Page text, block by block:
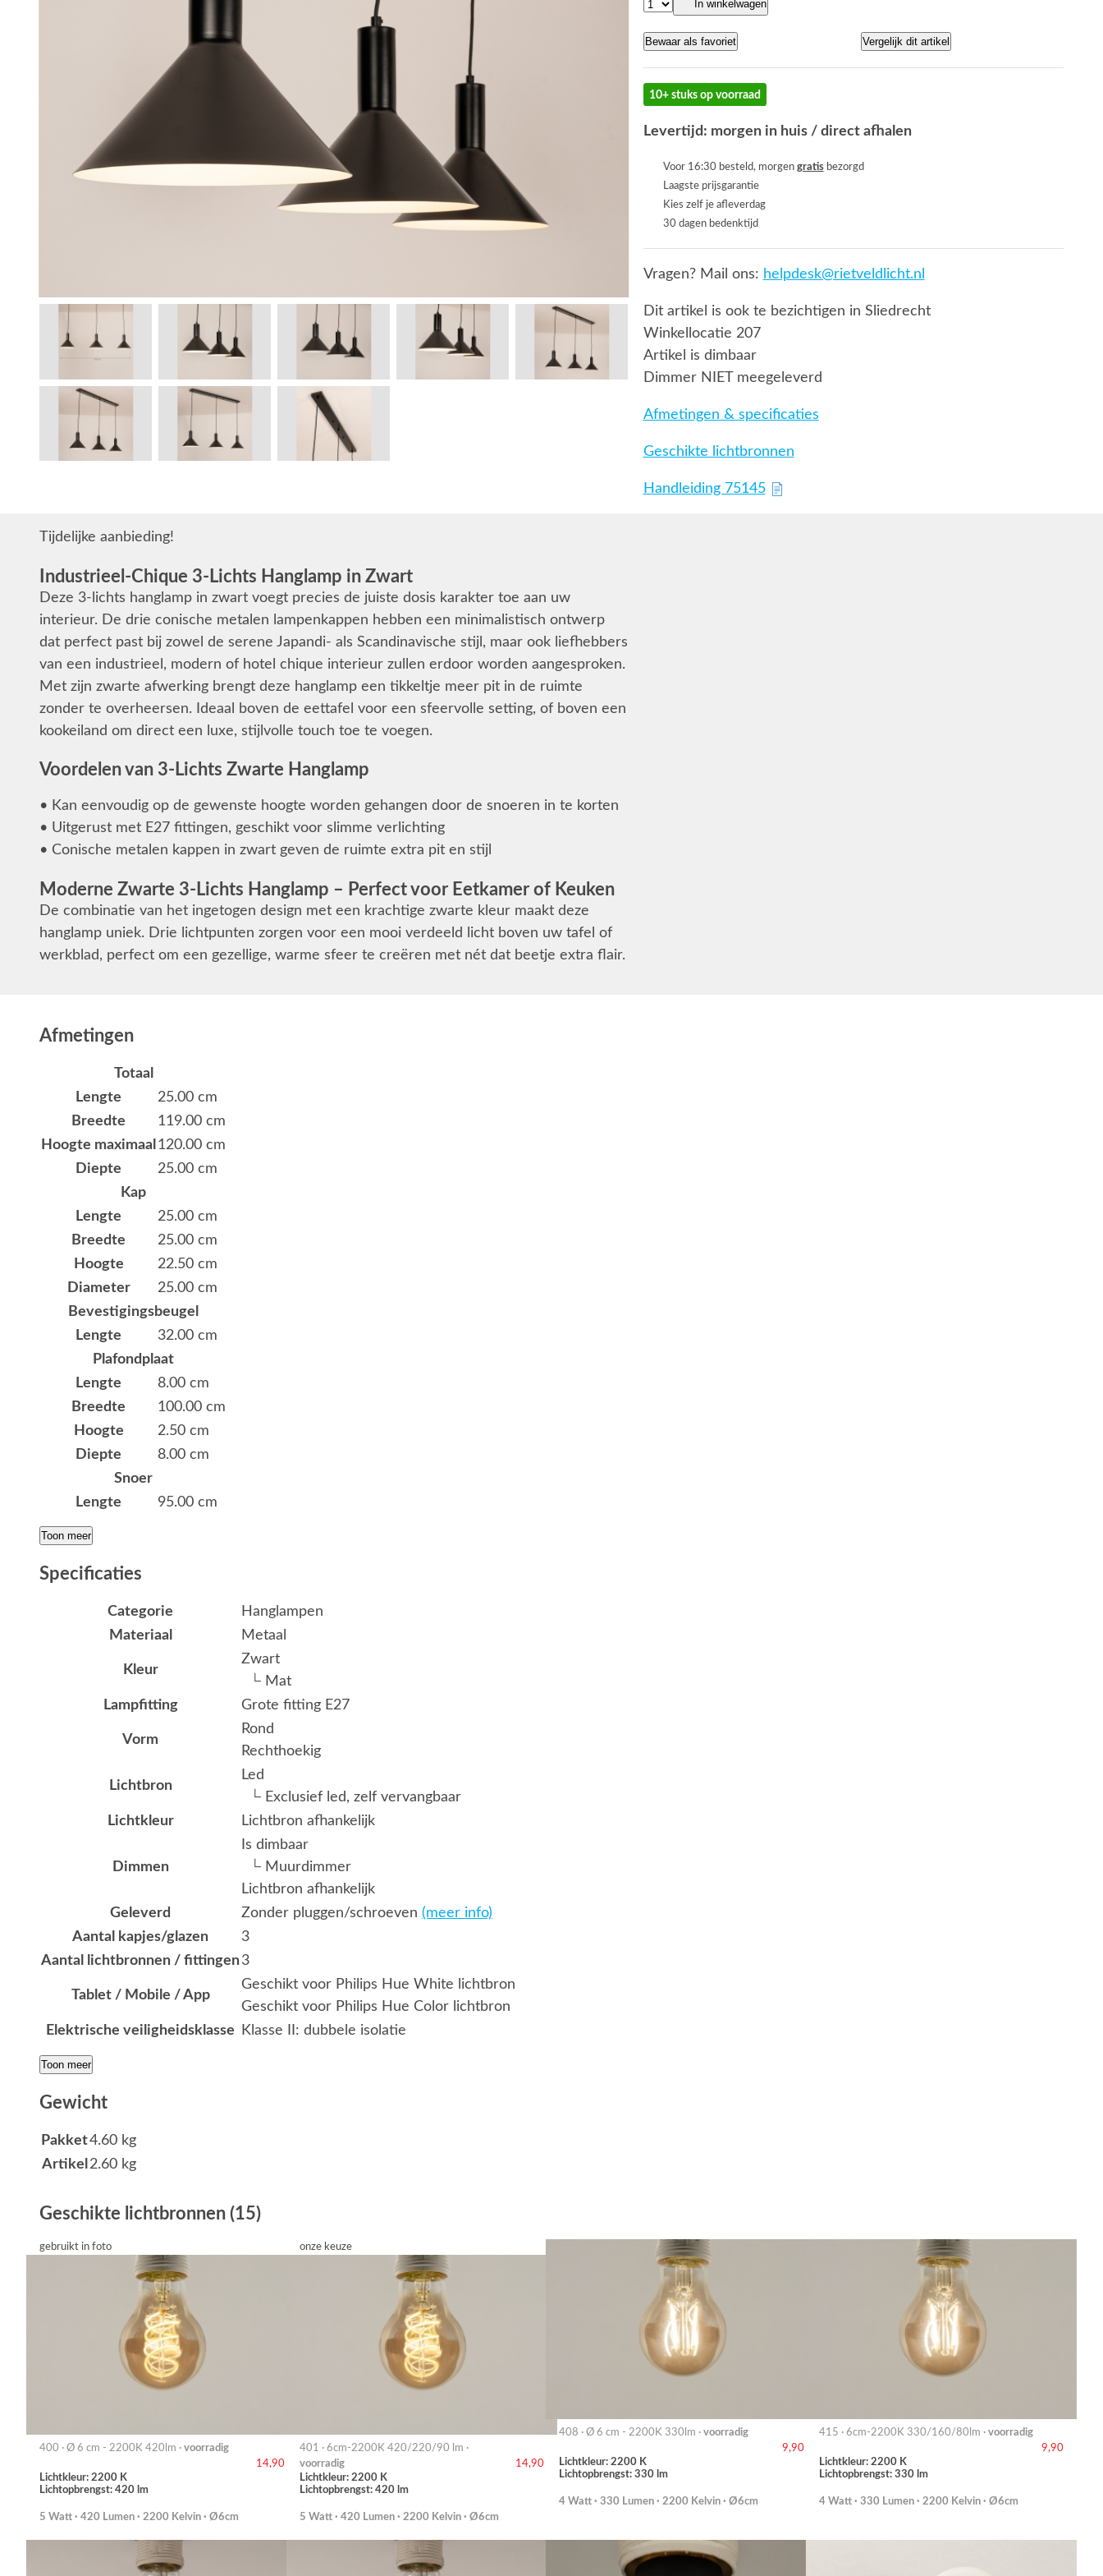
In winkelwagen
Bewaar als favoriet Vergelijk dit artikel
10+ stuks op voorraad
Levertijd: morgen in huis / direct afhalen
Voor 16:30 besteld, morgen gratisbezorgd
Laagste prijsgarantie
Kies zelf je afleverdag
30 dagen bedenktijd
Vragen? Mail ons: helpdesk@rietveldlicht.nl
Dit artikel is ook te bezichtigen in Sliedrecht
Winkellocatie 207
Artikel is dimbaar
Dimmer NIET meegeleverd
Afmetingen & specificaties
Geschikte lichtbronnen
Handleiding 75145
Tijdelijke aanbieding!
Industrieel-Chique 3-Lichts Hanglamp in Zwart
Deze 3-lichts hanglamp in zwart voegt precies de juiste dosis karakter toe aan uw
interieur. De drie conische metalen lampenkappen hebben een minimalistisch ontwerp
dat perfect past bij zowel de serene Japandi- als Scandinavische stijl, maar ook liefhebbers
van een industrieel, modern of hotel chique interieur zullen erdoor worden aangesproken.
Met zijn zwarte afwerking brengt deze hanglamp een tikkeltje meer pit in de ruimte
zonder te overheersen. Ideaal boven de eettafel voor een sfeervolle setting, of boven een
kookeiland om direct een luxe, stijlvolle touch toe te voegen.
Voordelen van 3-Lichts Zwarte Hanglamp
• Kan eenvoudig op de gewenste hoogte worden gehangen door de snoeren in te korten
• Uitgerust met E27 fittingen, geschikt voor slimme verlichting
• Conische metalen kappen in zwart geven de ruimte extra pit en stijl
Moderne Zwarte 3-Lichts Hanglamp – Perfect voor Eetkamer of Keuken
De combinatie van het ingetogen design met een krachtige zwarte kleur maakt deze
hanglamp uniek. Drie lichtpunten zorgen voor een mooi verdeeld licht boven uw tafel of
werkblad, perfect om een gezellige, warme sfeer te creëren met nét dat beetje extra flair.
Afmetingen
Totaal
Lengte
25.00 cm
Breedte
119.00 cm
Hoogte maximaal 120.00 cm
Diepte
25.00 cm
Kap
Lengte
25.00 cm
Breedte
25.00 cm
Hoogte
22.50 cm
Diameter
25.00 cm
Bevestigingsbeugel
Lengte
32.00 cm
Plafondplaat
Lengte
8.00 cm
Breedte
100.00 cm
Hoogte
2.50 cm
Diepte
8.00 cm
Snoer
Lengte
95.00 cm
Toon meer
Specificaties
Categorie
Hanglampen
Materiaal
Metaal
Kleur
Zwart
└ Mat
Lampfitting
Grote fitting E27
Vorm
Rond
Rechthoekig
Lichtbron
Led
└ Exclusief led, zelf vervangbaar
Lichtkleur
Lichtbron afhankelijk
Dimmen
Is dimbaar
└ Muurdimmer
Lichtbron afhankelijk
Geleverd
Zonder pluggen/schroeven (meer info)
Aantal kapjes/glazen
3
Aantal lichtbronnen / fittingen3
Tablet / Mobile / App
Geschikt voor Philips Hue White lichtbron
Geschikt voor Philips Hue Color lichtbron
Elektrische veiligheidsklasse
Klasse II: dubbele isolatie
Toon meer
Gewicht
Pakket4.60 kg
Artikel 2.60 kg
Geschikte lichtbronnen (15)
gebruikt in foto
400 · Ø 6 cm - 2200K 420lm · voorradig
14,90
Lichtkleur: 2200 K
Lichtopbrengst: 420 lm
5 Watt · 420 Lumen · 2200 Kelvin · Ø6cm
onze keuze
401 · 6cm-2200K 420/220/90 lm ·
voorradig
14,90
Lichtkleur: 2200 K
Lichtopbrengst: 420 lm
5 Watt · 420 Lumen · 2200 Kelvin · Ø6cm
408 · Ø 6 cm - 2200K 330lm · voorradig
9,90
Lichtkleur: 2200 K
Lichtopbrengst: 330 lm
4 Watt · 330 Lumen · 2200 Kelvin · Ø6cm
415 · 6cm-2200K 330/160/80lm · voorradig
9,90
Lichtkleur: 2200 K
Lichtopbrengst: 330 lm
4 Watt · 330 Lumen · 2200 Kelvin · Ø6cm